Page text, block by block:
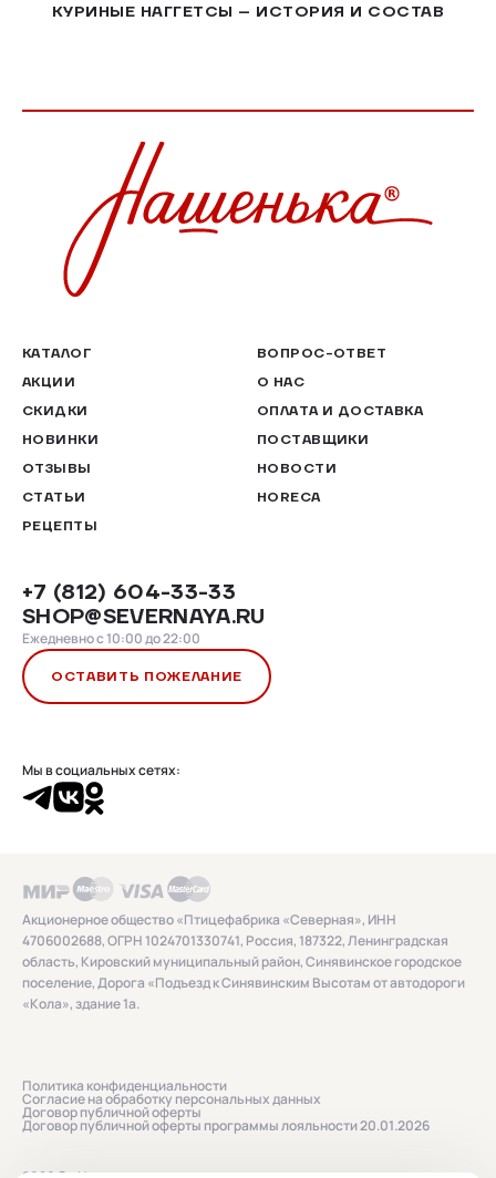
КУРИНЫЕ НАГГЕТСЫ – ИСТОРИЯ И СОСТАВ
КАТАЛОГ
АКЦИИ
СКИДКИ
НОВИНКИ
ОТЗЫВЫ
СТАТЬИ
РЕЦЕПТЫ
ВОПРОС-ОТВЕТ
О НАС
ОПЛАТА И ДОСТАВКА
ПОСТАВЩИКИ
НОВОСТИ
HORECA
Мы в социальных сетях:
+7 (812) 604-33-33
SHOP@SEVERNAYA.RU
Ежедневно с 10:00 до 22:00
ОСТАВИТЬ ПОЖЕЛАНИЕ
Политика конфиденциальности
Согласие на обработку персональных данных
Договор публичной оферты
Договор публичной оферты программы лояльности 20.01.2026
Акционерное общество «Птицефабрика «Северная», ИНН
4706002688, ОГРН 1024701330741, Россия, 187322, Ленинградская
область, Кировский муниципальный район, Синявинское городское
поселение, Дорога «Подъезд к Синявинским Высотам от автодороги
«Кола», здание 1а.